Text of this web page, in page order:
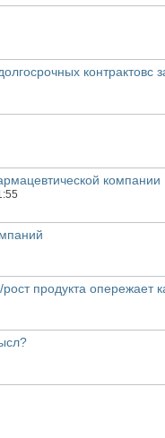
контрактовс
компании
продукта опережает